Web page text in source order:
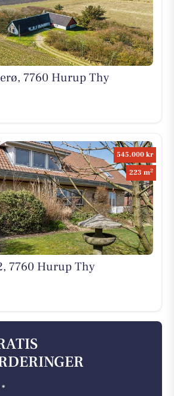
7760 Hurup Thy
545.000 kr
223 m2
7760 Hurup Thy